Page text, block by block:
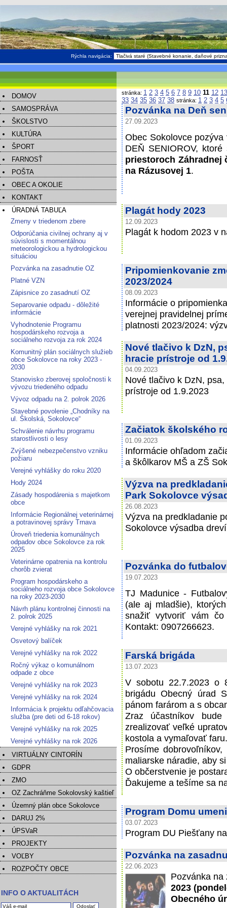
Rýchla navigácia:
DOMOV
SAMOSPRÁVA
ŠKOLSTVO
KULTÚRA
ŠPORT
FARNOSŤ
POŠTA
OBEC A OKOLIE
KONTAKT
ÚRADNÁ TABUĽA
Zmeny v triedenom zbere
Odporúčania civilnej ochrany aj v
súvislosti s momentálnou
meteorologickou a hydrologickou
situáciou
Pozvánka na zasadnutie OZ
Platné VZN
Zápisnice zo zasadnutí OZ
Separovanie odpadu - dôležité
informácie
Vyhodnotenie Programu
hospodárskeho rozvoja a
sociálneho rozvoja za rok 2024
Komunitný plán sociálnych služieb
obce Sokolovce na roky 2023 -
2030
Stanovisko zberovej spoločnosti k
vývozu triedeného odpadu
Vývoz odpadu na 2. polrok 2026
Stavebné povolenie „Chodníky na
ul. Školská, Sokolovce“
Schválenie návrhu programu
starostlivosti o lesy
Zvýšené nebezpečenstvo vzniku
požiaru
Verejné vyhlášky do roku 2020
Hody 2024
Zásady hospodárenia s majetkom
obce
Informácie Regionálnej veterinárnej
a potravinovej správy Trnava
Úroveň triedenia komunálnych
odpadov obce Sokolovce za rok
2025
Veterinárne opatrenia na kontrolu
chorôb zvierat
Program hospodárskeho a
sociálneho rozvoja obce Sokolovce
na roky 2023-2030
Návrh plánu kontrolnej činnosti na
2. polrok 2025
Verejné vyhlášky na rok 2021
Osvetový balíček
Verejné vyhlášky na rok 2022
Ročný výkaz o komunálnom
odpade z obce
Verejné vyhlášky na rok 2023
Verejné vyhlášky na rok 2024
Informácia k projektu odľahčovacia
služba (pre deti od 6-18 rokov)
Verejné vyhlášky na rok 2025
Verejné vyhlášky na rok 2026
VIRTUÁLNY CINTORÍN
GDPR
ZMO
OZ Zachráňme Sokolovský kaštieľ
Územný plán obce Sokolovce
DARUJ 2%
ÚPSVaR
PROJEKTY
VOĽBY
ROZPOČTY OBCE
INFO O AKTUALITÁCH
stránka: 1 2 3 4 5 6 7 8 9 10 11 12 13
33 34 35 36 37 38
Pozvánka na Deň
27.09.2023
Obec Sokolovce
DEŇ SENIOROV,
priestoroch Záhradnej
na Rázusovej 1.
Plagát hody 2023
12.09.2023
Plagát k hodom 2023 v
Pripomienkovanie
2023/2024
08.09.2023
Informácie o
verejnej pravidelnej
platnosti 2023/2024:
Nové tlačivo k DzN,
hracie prístroje od
04.09.2023
Nové tlačivo k DzN,
prístroje od 1.9.2023
Začiatok školského
01.09.2023
Informácie ohľadom
a škôlkarov MŠ a ZŠ
Výzva na
Park Sokolovce
26.08.2023
Výzva na predkladanie
Sokolovce výsadba
Pozvánka do
19.07.2023
TJ Madunice -
(ale aj mladšie),
snažiť vytvoriť vám čo
Kontakt: 0907266623.
Farská brigáda
13.07.2023
V sobotu 22.7.2023 o
brigádu Obecný úrad
pánom farárom a s
Zraz účastníkov
zrealizovať veľké
kostola a vymaľovať faru.
Prosíme
maliarske náradie, aby
O občerstvenie je
Ďakujeme a tešíme sa
Program Domu
03.07.2023
Program DU Piešťany
Pozvánka na
22.06.2023
Pozvánka
2023
Obecného
stránka: 1 2 3 4 5